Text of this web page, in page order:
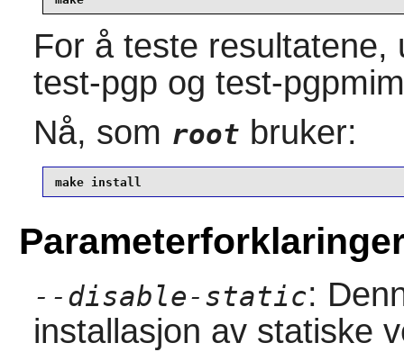
For å teste
test-pgp og test-
Nå, som root bruker:
make install
--disable-static:
installasjon av statiske